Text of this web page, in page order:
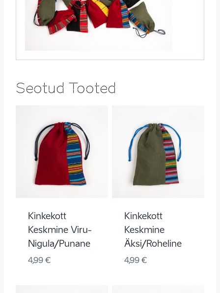
Seotud Tooted
Kinkekott
Keskmine Viru-
Nigula/punane
4,99 €
Kinkekott
Keskmine
Äksi/roheline
4,99 €